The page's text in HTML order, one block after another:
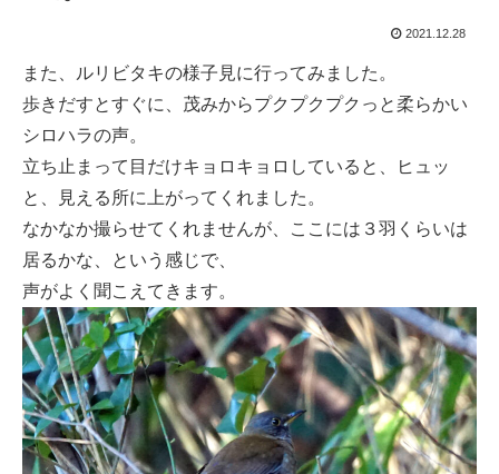
2021.12.28
また、ルリビタキの様子見に行ってみました。
歩きだすとすぐに、茂みからプクプクプクっと柔らかい
シロハラの声。
立ち止まって目だけキョロキョロしていると、ヒュッ
と、見える所に上がってくれました。
なかなか撮らせてくれませんが、ここには３羽くらいは
居るかな、という感じで、
声がよく聞こえてきます。